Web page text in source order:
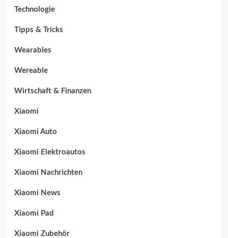
Technologie
Tipps & Tricks
Wearables
Wereable
Wirtschaft & Finanzen
Xiaomi
Xiaomi Auto
Xiaomi Elektroautos
Xiaomi Nachrichten
Xiaomi News
Xiaomi Pad
Xiaomi Zubehör